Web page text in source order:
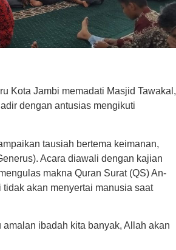
Kota Jambi memadati Masjid Tawakal,
dengan antusias mengikuti
tausiah bertema keimanan,
Acara diawali dengan kajian
makna Quran Surat (QS) An-
akan menyertai manusia saat
ibadah kita banyak, Allah akan